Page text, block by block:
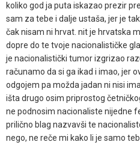
koliko god ja puta iskazao prezir
sam za tebe i dalje ustaša, jer je
čak nisam ni hrvat. nit je hrvatska
dopre do te tvoje nacionalističke
je nacionalistički tumor izgrizao
računamo da si ga ikad i imao, jer
odgojem pa možda jadan ni nisi
išta drugo osim priprostog
ne podnosim nacionaliste nijedne
prilično blag nazvavši te
nego, ne reče mi kako li je samo